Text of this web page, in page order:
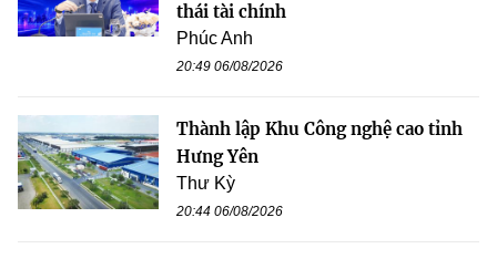
thái tài chính
Phúc Anh
20:49 06/08/2026
Thành lập Khu Công nghệ cao tỉnh
Hưng Yên
Thư Kỳ
20:44 06/08/2026